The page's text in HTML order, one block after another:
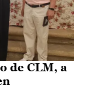
de CLM, a